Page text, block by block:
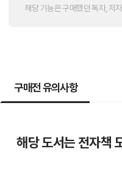
해당 기능은 구매했던 독자, 저
구매전 유의사항
해당 도서는 전자책